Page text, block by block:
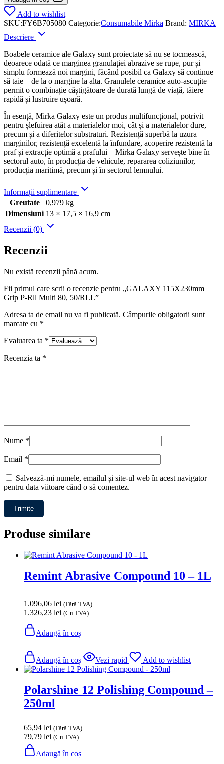
Add to wishlist
SKU:FY6B705080 Categorie:Consumabile Mirka Brand: MIRKA
Descriere
Boabele ceramice ale Galaxy sunt proiectate să nu se tocmească,
deoarece odată ce marginea granulației abrazive se rupe, pur și
simplu formează noi margini, făcând posibil ca Galaxy să continue
să taie – de la o margine la alta. Granulele ceramice auto-ascuțite
permit o combinație câștigătoare de durată lungă de viață, tăiere
rapidă și lustruire ușoară.
În esență, Mirka Galaxy este un produs multifuncțional, potrivit
pentru șlefuirea atât a materialelor moi, cât și a materialelor dure,
precum și a diferitelor substraturi. Rezistență superbă la uzura
marginilor, rezistență excelentă la înfundare, acoperire rezistentă la
praf și extracție optimă a prafului – Mirka Galaxy servește bine în
sectorul auto, în producția de vehicule, repararea coliziunilor,
producția maritimă, precum și în sectorul lemnului.
Informații suplimentare
Greutate
0,979 kg
Dimensiuni 13 × 17,5 × 16,9 cm
Recenzii (0)
Recenzii
Nu există recenzii până acum.
Fii primul care scrii o recenzie pentru „GALAXY 115X230mm
Grip P-Rll Multi 80, 50/RLL”
Adresa ta de email nu va fi publicată. Câmpurile obligatorii sunt
marcate cu *
Evaluarea ta *
Recenzia ta *
Nume *
Email *
Salvează-mi numele, emailul și site-ul web în acest navigator
pentru data viitoare când o să comentez.
Produse similare
Remint Abrasive Compound 10 – 1L
1.096,06 lei (Fără TVA)
1.326,23 lei (Cu TVA)
Adaugă în coș
Adaugă în coș Vezi rapid Add to wishlist
Polarshine 12 Polishing Compound –
250ml
65,94 lei (Fără TVA)
79,79 lei (Cu TVA)
Adaugă în coș